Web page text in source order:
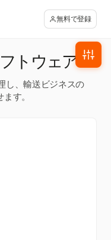
無料で登録
トウェア
し、輸送ビジネスの
す。